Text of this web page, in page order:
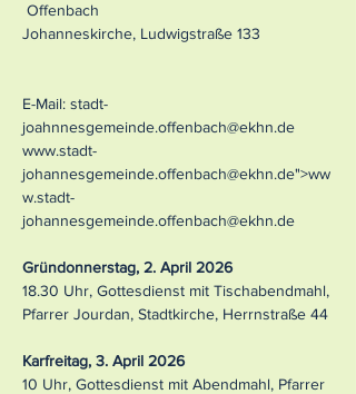
Offenbach
Johanneskirche, Ludwigstraße 133
E-Mail: stadt-
joahnnesgemeinde.offenbach@ekhn.de
www.stadt-
johannesgemeinde.offenbach@ekhn.de">ww
w.stadt-
johannesgemeinde.offenbach@ekhn.de
Gründonnerstag, 2. April 2026
18.30 Uhr, Gottesdienst mit Tischabendmahl,
Pfarrer Jourdan, Stadtkirche, Herrnstraße 44
Karfreitag, 3. April 2026
10 Uhr, Gottesdienst mit Abendmahl, Pfarrer